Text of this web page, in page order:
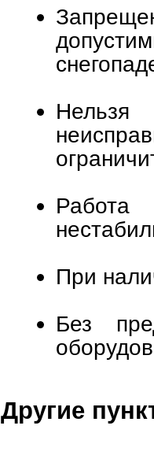
Работа
При
Без
Другие